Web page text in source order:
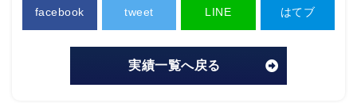
facebook tweet LINE はてブ
実績一覧へ戻る